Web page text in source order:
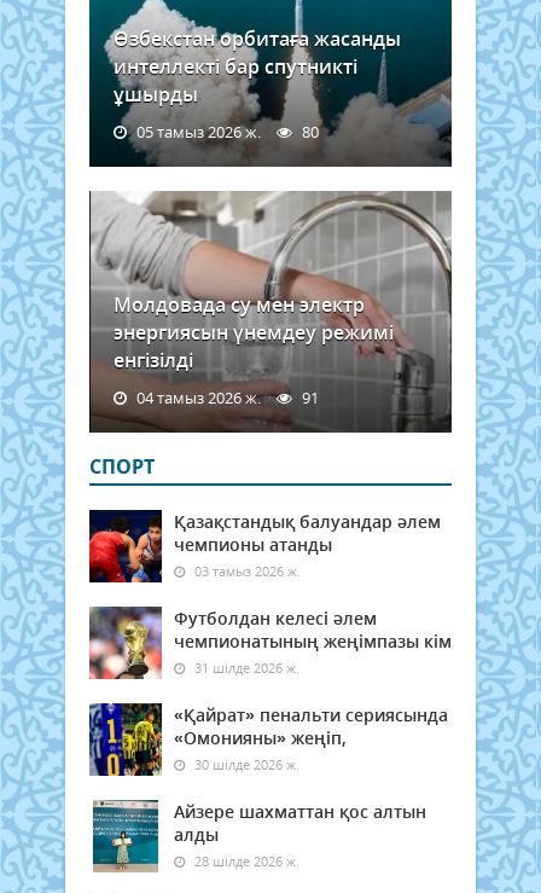
Өзбекстан орбитаға жасанды
интеллекті бар спутникті
ұшырды
05 тамыз 2026 ж. 80
Молдовада су мен электр
энергиясын үнемдеу режимі
енгізілді
04 тамыз 2026 ж. 91
СПОРТ
Қазақстандық балуандар әлем
чемпионы атанды
03 тамыз 2026 ж.
Футболдан келесі әлем
чемпионатының жеңімпазы кім
31 шілде 2026 ж.
«Қайрат» пенальти сериясында
«Омонияны» жеңіп,
30 шілде 2026 ж.
Айзере шахматтан қос алтын
алды
28 шілде 2026 ж.